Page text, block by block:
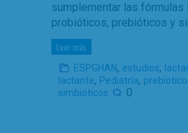
sumplementar las fórmulas
probióticos, prebióticos y
Leer más
ESPGHAN, estudios,
lactante, Pediatría,
simbióticos 0